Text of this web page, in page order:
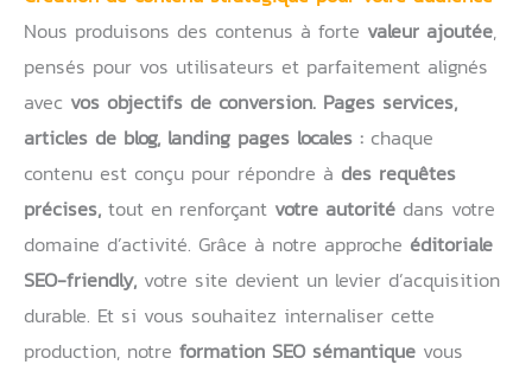
Nous produisons des contenus à forte valeur ajoutée,
pensés pour vos utilisateurs et parfaitement alignés
avec vos objectifs de conversion. Pages services,
articles de blog, landing pages locales : chaque
contenu est conçu pour répondre à des requêtes
précises, tout en renforçant votre autorité dans votre
domaine d’activité. Grâce à notre approche éditoriale
SEO-friendly, votre site devient un levier d’acquisition
durable. Et si vous souhaitez internaliser cette
production, notre formation SEO sémantique vous